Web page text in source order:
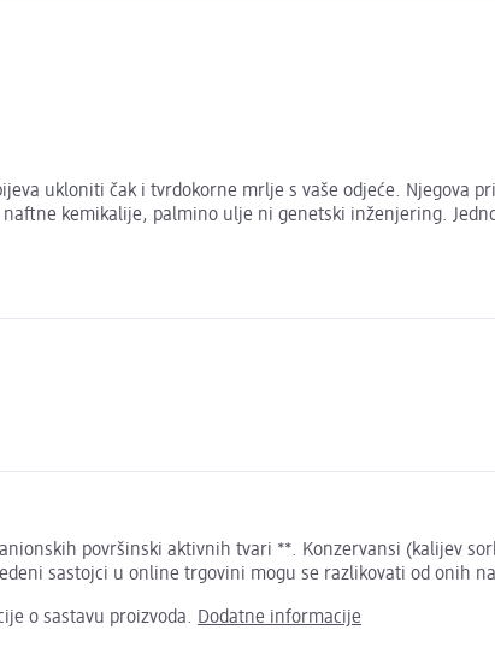
ukloniti čak i tvrdokorne mrlje s vaše odjeće. Njegova
kemikalije, palmino ulje ni genetski inženjering.
anionskih površinski aktivnih tvari **. Konzervansi (kalijev
sastojci u online trgovini mogu se razlikovati od onih
o sastavu proizvoda. Dodatne informacije